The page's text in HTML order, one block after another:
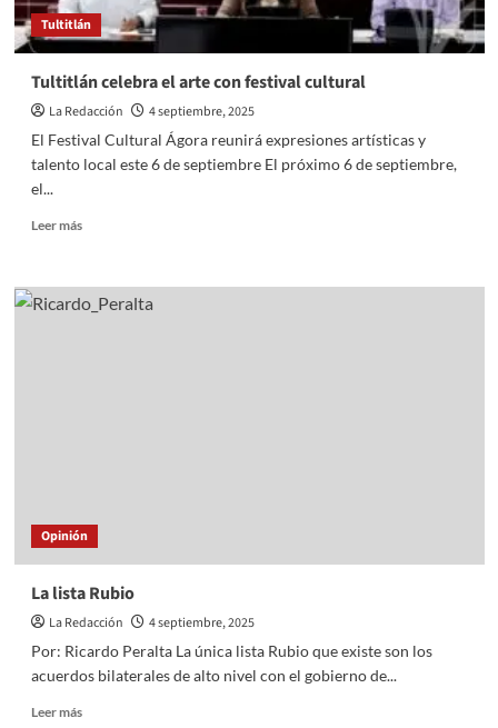
Tultitlán
Tultitlán celebra el arte con festival cultural
La Redacción
4 septiembre, 2025
El Festival Cultural Ágora reunirá expresiones artísticas y
talento local este 6 de septiembre El próximo 6 de septiembre,
el...
Leer másRead
Tultitlán
celebra
Opinión
La lista Rubio
La Redacción
4 septiembre, 2025
Por: Ricardo Peralta La única lista Rubio que existe son los
acuerdos bilaterales de alto nivel con el gobierno de...
Leer másRead